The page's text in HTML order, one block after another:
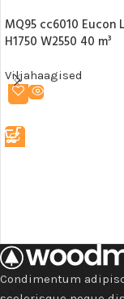
MQ95 cc6010 Eucon
H1750 W2550 40 m³
Viljahaagised
Condimentum